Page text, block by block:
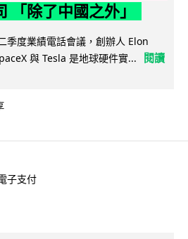
「除了中國之外」
季度業績電話會議，創辦人 Elon
與 Tesla 是地球硬件實...
閱讀
子支付